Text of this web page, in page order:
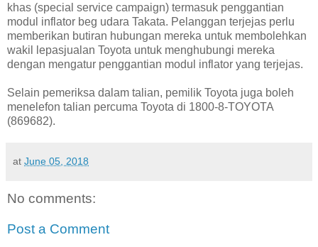
khas (special service campaign) termasuk penggantian
modul inflator beg udara Takata. Pelanggan terjejas perlu
memberikan butiran hubungan mereka untuk membolehkan
wakil lepasjualan Toyota untuk menghubungi mereka
dengan mengatur penggantian modul inflator yang terjejas.
Selain pemeriksa dalam talian, pemilik Toyota juga boleh
menelefon talian percuma Toyota di 1800-8-TOYOTA
(869682).
at June 05, 2018
No comments:
Post a Comment